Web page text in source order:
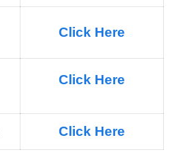
Click Here
Click Here
Click Here